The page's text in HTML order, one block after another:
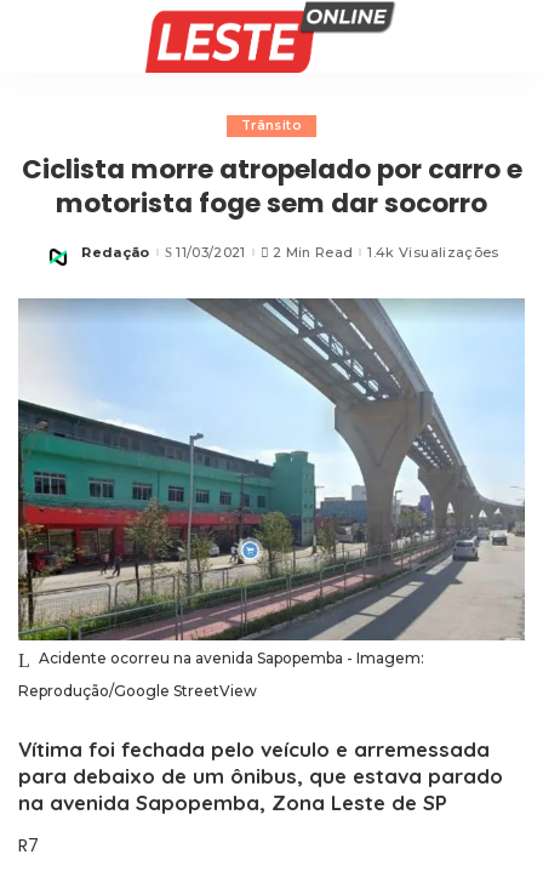
Trânsito
Ciclista morre atropelado por carro e
motorista foge sem dar socorro
Posted
Redação 11/03/2021 2 Min Read 1.4k Visualizações
Acidente ocorreu na avenida Sapopemba - Imagem:
Reprodução/Google StreetView
Vítima foi fechada pelo veículo e arremessada
para debaixo de um ônibus, que estava parado
na avenida Sapopemba, Zona Leste de SP
R7